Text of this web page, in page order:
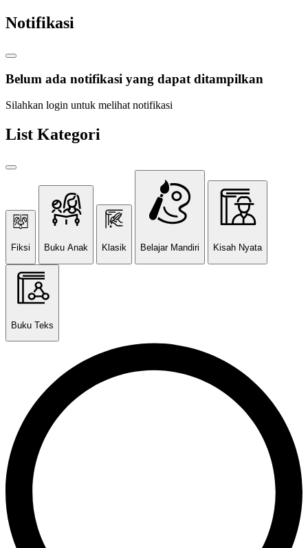
Notifikasi
Belum ada notifikasi yang dapat ditampilkan
Silahkan login untuk melihat notifikasi
List Kategori
Fiksi Buku Anak Klasik Belajar Mandiri Kisah Nyata
Buku Teks